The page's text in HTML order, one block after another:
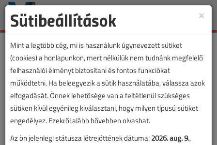
Toggle
×
Sütibeállítások
Mint a legtöbb cég, mi is használunk úgynevezett sütiket
(cookies) a honlapunkon, mert nélkülük nem tudnánk megfelelő
felhasználói élményt biztosítani és fontos funkciókat
működtetni. Ha beleegyezik a sütik használatába, válassza azok
elfogadását. Önnek lehetősége van a feltétlenül szükséges
sütiken kívül egyénileg kiválasztani, hogy milyen típusú sütiket
engedélyez. Ezekről alább bővebben olvashat.
Az ön jelenlegi státusza létrejöttének dátuma:2026. aug. 9.,